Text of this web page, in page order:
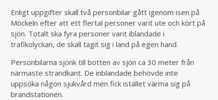
Enligt uppgifter skall två personbilar gått igenom isen på
Möckeln efter att ett flertal personer varit ute och kört på
sjön. Totalt ska fyra personer varit iblandade i
trafikolyckan, de skall tagit sig i land på egen hand.
Personbilarna sjönk till botten av sjön ca 30 meter från
närmaste strandkant. De inblandade behövde inte
uppsöka någon sjukvård men fick istället värma sig på
brandstationen.